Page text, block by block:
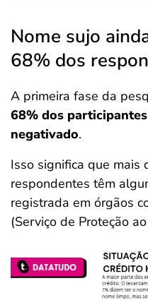
Nome sujo
68% dos
A primeira fase da
68% dos
negativado.
Isso significa que mais
respondentes têm
registrada em órgãos
(Serviço de Proteção